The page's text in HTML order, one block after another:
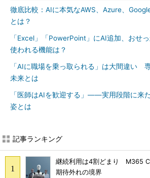
徹底比較：AIに本気なAWS、Azure、
とは？
「Excel」「PowerPoint」にAI追加、おせ
使われる機能は？
「AIに職場を乗っ取られる」は大間違い
未来とは
「医師はAIを歓迎する」――実用段階に来
姿とは
記事ランキング
継続利用は4割どまり M365
期待外れの境界